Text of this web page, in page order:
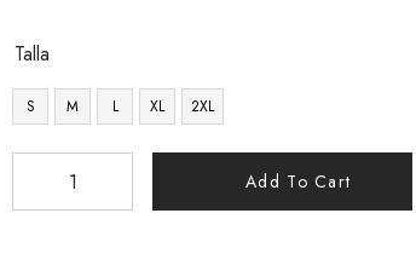
Talla
S M L XL 2XL
Add To Cart